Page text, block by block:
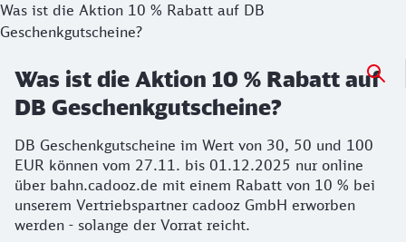
Was ist die Aktion 10 % Rabatt auf DB
Geschenkgutscheine?
Was ist die Aktion 10 % Rabatt auf
DB Geschenkgutscheine?
DB Geschenkgutscheine im Wert von 30, 50 und 100
EUR können vom 27.11. bis 01.12.2025 nur online
über bahn.cadooz.de mit einem Rabatt von 10 % bei
unserem Vertriebspartner cadooz GmbH erworben
werden - solange der Vorrat reicht.